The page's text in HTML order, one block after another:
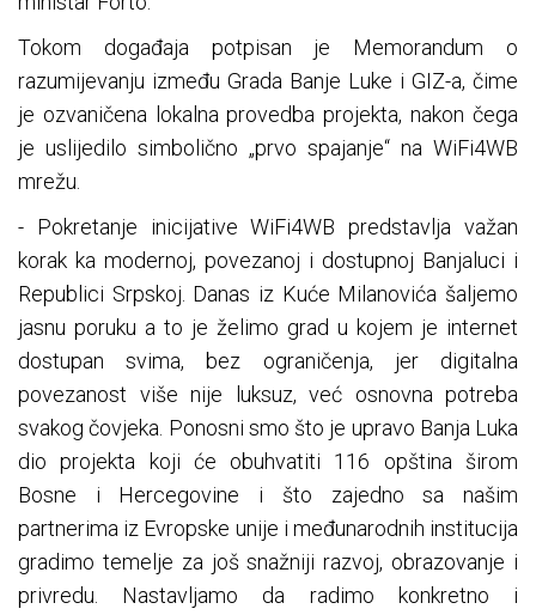
Tokom događaja potpisan je Memorandum o
razumijevanju između Grada Banje Luke i GIZ-a, čime
je ozvaničena lokalna provedba projekta, nakon čega
je uslijedilo simbolično „prvo spajanje“ na WiFi4WB
mrežu.
- Pokretanje inicijative WiFi4WB predstavlja važan
korak ka modernoj, povezanoj i dostupnoj Banjaluci i
Republici Srpskoj. Danas iz Kuće Milanovića šaljemo
jasnu poruku a to je želimo grad u kojem je internet
dostupan svima, bez ograničenja, jer digitalna
povezanost više nije luksuz, već osnovna potreba
svakog čovjeka. Ponosni smo što je upravo Banja Luka
dio projekta koji će obuhvatiti 116 opština širom
Bosne i Hercegovine i što zajedno sa našim
partnerima iz Evropske unije i međunarodnih institucija
gradimo temelje za još snažniji razvoj, obrazovanje i
privredu. Nastavljamo da radimo konkretno i